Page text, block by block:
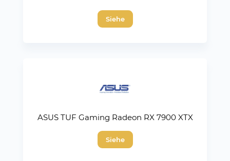
Siehe
ASUS TUF Gaming Radeon RX 7900 XTX
Siehe